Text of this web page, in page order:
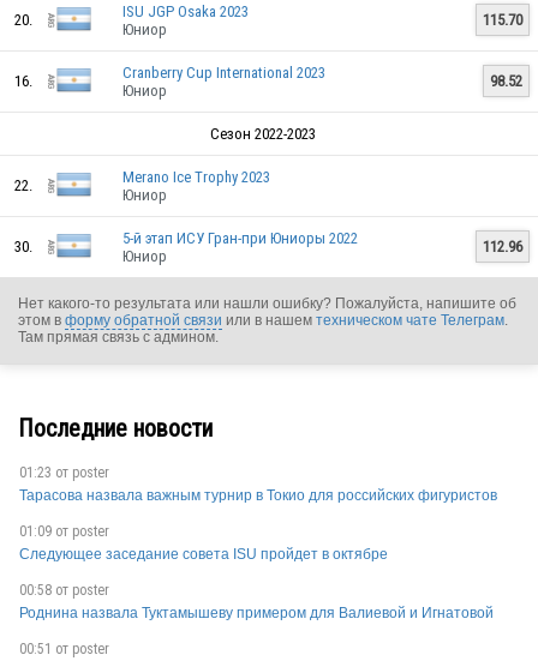
ARG
ARG
20.
ISU JGP Osaka 2023
Юниор
115.70
16.
Cranberry Cup International 2023
Юниор
98.52
Сезон 2022-2023
22.
Merano Ice Trophy 2023
Юниор
30.
5-й этап ИСУ Гран-при Юниоры 2022
Юниор
112.96
Нет какого-то результата или нашли ошибку? Пожалуйста, напишите об
этом в форму обратной связи или в нашем техническом чате Телеграм
Там прямая связь с админом.
Последние новости
01:23 от poster
Тарасова назвала важным турнир в Токио для российских фигуристов
01:09 от poster
Следующее заседание совета ISU пройдет в октябре
00:58 от poster
Роднина назвала Туктамышеву примером для Валиевой и Игнатовой
00:51 от poster